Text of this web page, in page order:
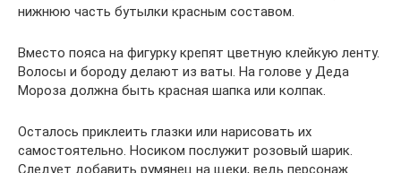
нижнюю часть бутылки красным составом.
Вместо пояса на фигурку крепят цветную клейкую ленту.
Волосы и бороду делают из ваты. На голове у Деда
Мороза должна быть красная шапка или колпак.
Осталось приклеить глазки или нарисовать их
самостоятельно. Носиком послужит розовый шарик.
Следует добавить румянец на щеки, ведь персонаж